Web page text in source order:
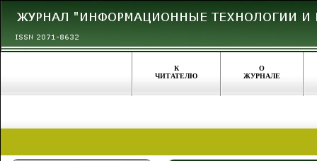
К
ЧИТАТЕЛЮ
О
ЖУРНАЛЕ